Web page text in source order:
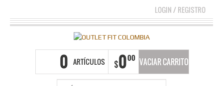
LOGIN/REGISTRO
0 ARTÍCULOS $000 VACIAR CARRITO